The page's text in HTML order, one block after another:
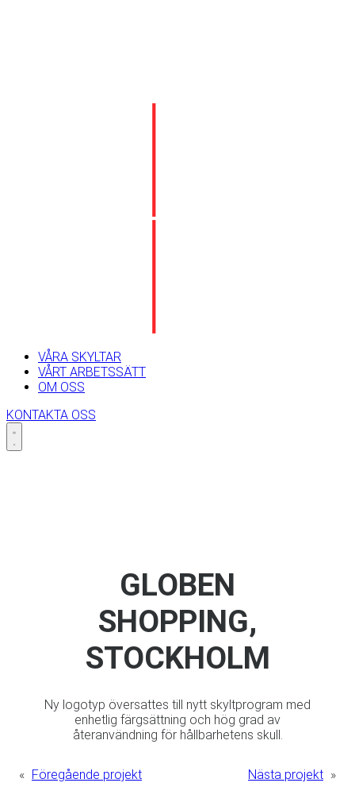
VÅRA SKYLTAR
VÅRT ARBETSSÄTT
OM OSS
KONTAKTA OSS
GLOBEN
SHOPPING,
STOCKHOLM
Ny logotyp översattes till nytt skyltprogram med
enhetlig färgsättning och hög grad av
återanvändning för hållbarhetens skull.
« Föregående projekt Nästa projekt »